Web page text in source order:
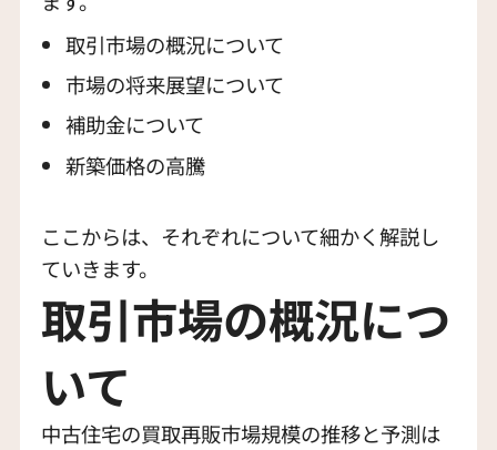
取引市場の概況について
市場の将来展望について
補助金について
新築価格の高騰
ここからは、それぞれについて細かく解説し
ていきます。
取引市場の概況につ
いて
中古住宅の買取再販市場規模の推移と予測は